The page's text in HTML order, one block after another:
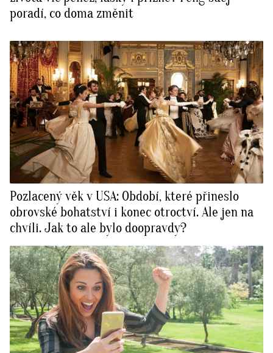
poradí, co doma změnit
Pozlacený věk v USA: Období, které přineslo
obrovské bohatství i konec otroctví. Ale jen na
chvíli. Jak to ale bylo doopravdy?